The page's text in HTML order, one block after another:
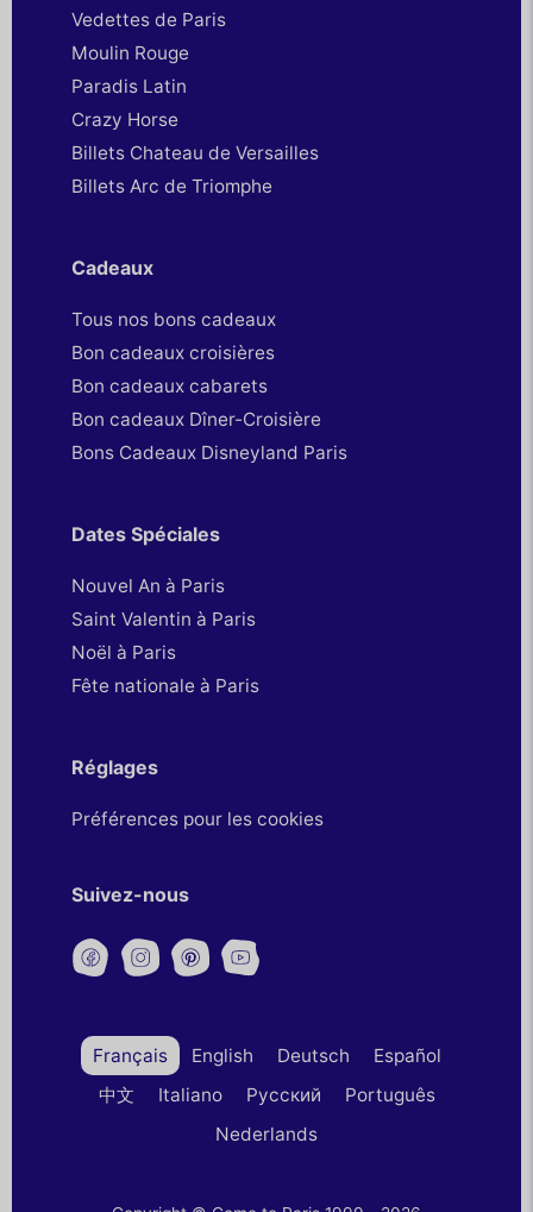
Vedettes de Paris
Moulin Rouge
Paradis Latin
Crazy Horse
Billets Chateau de Versailles
Billets Arc de Triomphe
Cadeaux
Tous nos bons cadeaux
Bon cadeaux croisières
Bon cadeaux cabarets
Bon cadeaux Dîner-Croisière
Bons Cadeaux Disneyland Paris
Dates Spéciales
Nouvel An à Paris
Saint Valentin à Paris
Noël à Paris
Fête nationale à Paris
Réglages
Préférences pour les cookies
Suivez-nous
Français English Deutsch
Español
中文
Italiano Русский
Português
Nederlands